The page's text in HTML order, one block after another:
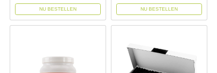
NU BESTELLEN NU BESTELLEN